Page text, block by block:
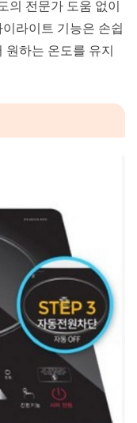
의 전문가 도움 없이
라이트 기능은 손쉽
원하는 온도를 유지